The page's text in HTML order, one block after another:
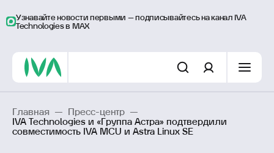
Узнавайте новости первыми – подписывайтесь на канал IVA
Technologies в MAX
Главная — Пресс-центр
—
IVA Technologies и «Группа Астра» подтвердили
совместимость IVA MCU и Astra Linux SE